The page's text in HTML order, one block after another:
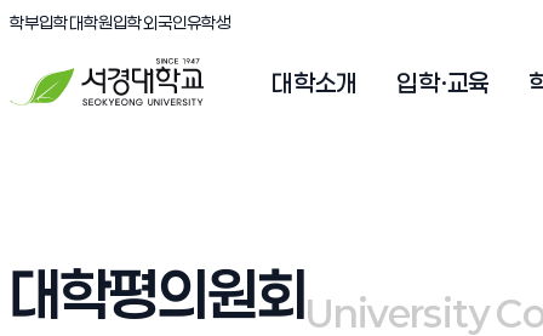
서경대학교
학부입학(새창 열림)
대학원입학(새창 열림)
외국인유학생(새창 열림)
대학소개 입학·교육
대학평의원회 University
University